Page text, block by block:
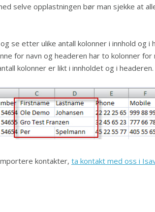
selve opplastningen bør man sjekke at
se etter ulike antall kolonner i innhold og i
for navn og headeren har to kolonner
kolonner er likt i innholdet og i headeren.
kontakter, ta kontakt med oss i